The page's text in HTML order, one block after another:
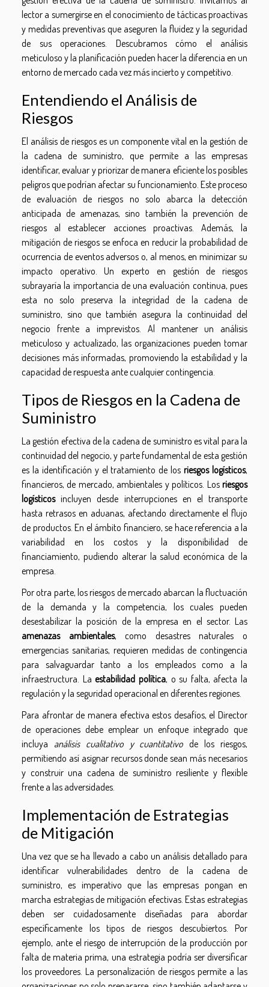
lector a sumergirse en el conocimiento de tácticas proactivas
y medidas preventivas que aseguren la fluidez y la seguridad
de sus operaciones. Descubramos cómo el análisis
meticuloso y la planificación pueden hacer la diferencia en un
entorno de mercado cada vez más incierto y competitivo.
Entendiendo el Análisis de
Riesgos
El análisis de riesgos es un componente vital en la gestión de
la cadena de suministro, que permite a las empresas
identificar, evaluar y priorizar de manera eficiente los posibles
peligros que podrían afectar su funcionamiento. Este proceso
de evaluación de riesgos no solo abarca la detección
anticipada de amenazas, sino también la prevención de
riesgos al establecer acciones proactivas. Además, la
mitigación de riesgos se enfoca en reducir la probabilidad de
ocurrencia de eventos adversos o, al menos, en minimizar su
impacto operativo. Un experto en gestión de riesgos
subrayaría la importancia de una evaluación continua, pues
esta no solo preserva la integridad de la cadena de
suministro, sino que también asegura la continuidad del
negocio frente a imprevistos. Al mantener un análisis
meticuloso y actualizado, las organizaciones pueden tomar
decisiones más informadas, promoviendo la estabilidad y la
capacidad de respuesta ante cualquier contingencia.
Tipos de Riesgos en la Cadena de
Suministro
La gestión efectiva de la cadena de suministro es vital para la
continuidad del negocio, y parte fundamental de esta gestión
es la identificación y el tratamiento de losriesgos logísticos,
financieros, de mercado, ambientales y políticos. Los riesgos
logísticosincluyen desde interrupciones en el transporte
hasta retrasos en aduanas, afectando directamente el flujo
de productos. En el ámbito financiero, se hace referencia a la
variabilidad en los costos y la disponibilidad de
financiamiento, pudiendo alterar la salud económica de la
empresa.
Por otra parte, los riesgos de mercado abarcan la fluctuación
de la demanda y la competencia, los cuales pueden
desestabilizar la posición de la empresa en el sector. Las
amenazas ambientales, como desastres naturales o
emergencias sanitarias, requieren medidas de contingencia
para salvaguardar tanto a los empleados como a la
infraestructura. Laestabilidad política, o su falta, afecta la
regulación y la seguridad operacional en diferentes regiones.
Para afrontar de manera efectiva estos desafíos, el Director
de operaciones debe emplear un enfoque integrado que
incluya análisis cualitativo y cuantitativo de los riesgos,
permitiendo así asignar recursos donde sean más necesarios
y construir una cadena de suministro resiliente y flexible
frente a las adversidades.
Implementación de Estrategias
de Mitigación
Una vez que se ha llevado a cabo un análisis detallado para
identificar vulnerabilidades dentro de la cadena de
suministro, es imperativo que las empresas pongan en
marcha estrategias de mitigación efectivas. Estas estrategias
deben ser cuidadosamente diseñadas para abordar
específicamente los tipos de riesgos descubiertos. Por
ejemplo, ante el riesgo de interrupción de la producción por
falta de materia prima, una estrategia podría ser diversificar
los proveedores. La personalización de riesgos permite a las